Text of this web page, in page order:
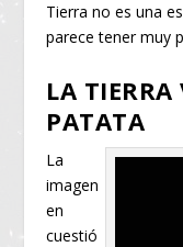
Tierra no es una
parece tener muy
LA
PATATA
La
imagen
en
cuestió